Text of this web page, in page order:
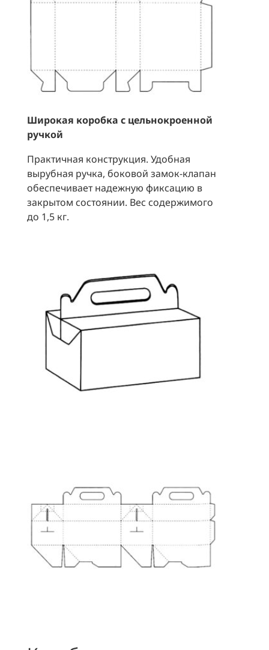
Широкая коробка с цельнокроенной
ручкой
Практичная конструкция. Удобная
вырубная ручка, боковой замок-клапан
обеспечивает надежную фиксацию в
закрытом состоянии. Вес содержимого
до 1,5 кг.